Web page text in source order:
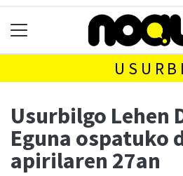
Usurbilgo Lehen
Eguna ospatuko
apirilaren 27an